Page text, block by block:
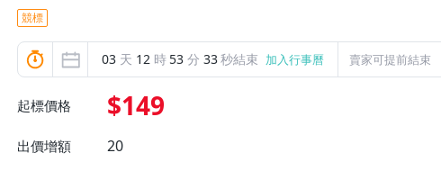
競標
03 天 12 時 53 分 31秒結束 加入行事曆 賣家可提前結束
起標價格 $149
出價增額 20